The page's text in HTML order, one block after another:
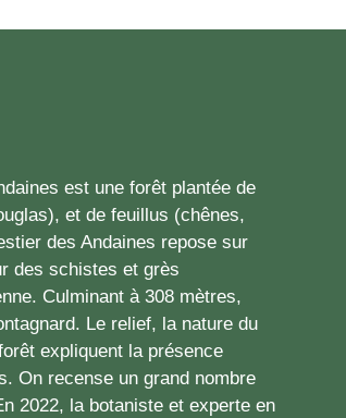
est une forêt plantée de
et de feuillus (chênes,
des Andaines repose sur
des schistes et grès
Culminant à 308 mètres,
Le relief, la nature du
expliquent la présence
On recense un grand nombre
2022, la botaniste et experte en